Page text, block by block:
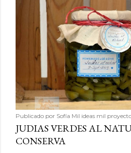
Publicado por Sofía Mil ideas mil
JUDIAS VERDES AL
CONSERVA